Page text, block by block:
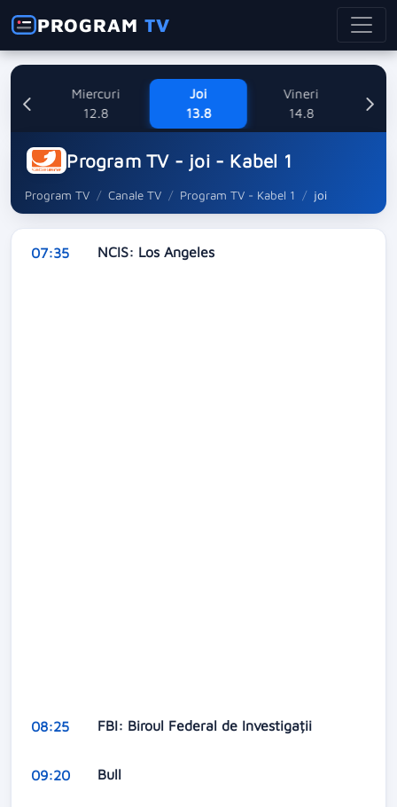
PROGRAMTV
Miercuri
12.8
Joi
13.8
Vineri
14.8
Program TV - joi - Kabel 1
Program TV Canale TV Program TV - Kabel 1 joi
07:35 NCIS: Los Angeles
08:25 FBI: Biroul Federal de Investigații
09:20 Bull